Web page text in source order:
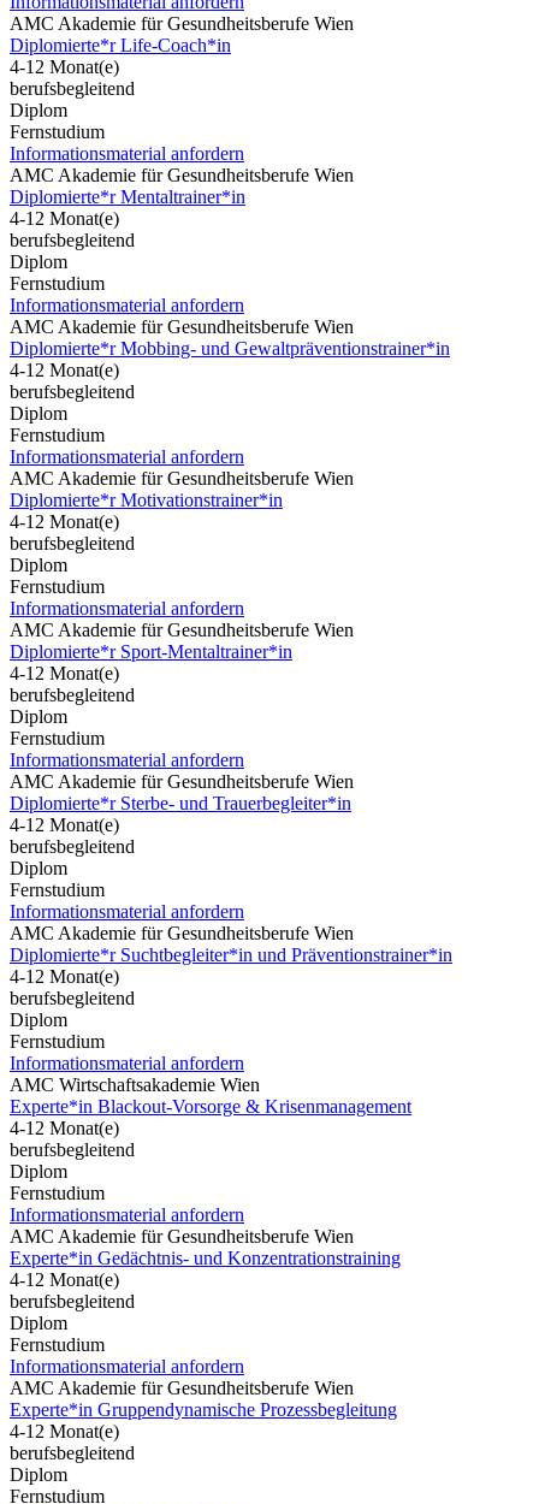
AMC Akademie für Gesundheitsberufe Wien
Diplomierte*r Life-Coach*in
4-12 Monat(e)
berufsbegleitend
Diplom
Fernstudium
Informationsmaterial anfordern
AMC Akademie für Gesundheitsberufe Wien
Diplomierte*r Mentaltrainer*in
4-12 Monat(e)
berufsbegleitend
Diplom
Fernstudium
Informationsmaterial anfordern
AMC Akademie für Gesundheitsberufe Wien
Diplomierte*r Mobbing- und Gewaltpräventionstrainer*in
4-12 Monat(e)
berufsbegleitend
Diplom
Fernstudium
Informationsmaterial anfordern
AMC Akademie für Gesundheitsberufe Wien
Diplomierte*r Motivationstrainer*in
4-12 Monat(e)
berufsbegleitend
Diplom
Fernstudium
Informationsmaterial anfordern
AMC Akademie für Gesundheitsberufe Wien
Diplomierte*r Sport-Mentaltrainer*in
4-12 Monat(e)
berufsbegleitend
Diplom
Fernstudium
Informationsmaterial anfordern
AMC Akademie für Gesundheitsberufe Wien
Diplomierte*r Sterbe- und Trauerbegleiter*in
4-12 Monat(e)
berufsbegleitend
Diplom
Fernstudium
Informationsmaterial anfordern
AMC Akademie für Gesundheitsberufe Wien
Diplomierte*r Suchtbegleiter*in und Präventionstrainer*in
4-12 Monat(e)
berufsbegleitend
Diplom
Fernstudium
Informationsmaterial anfordern
AMC Wirtschaftsakademie Wien
Experte*in Blackout-Vorsorge & Krisenmanagement
4-12 Monat(e)
berufsbegleitend
Diplom
Fernstudium
Informationsmaterial anfordern
AMC Akademie für Gesundheitsberufe Wien
Experte*in Gedächtnis- und Konzentrationstraining
4-12 Monat(e)
berufsbegleitend
Diplom
Fernstudium
Informationsmaterial anfordern
AMC Akademie für Gesundheitsberufe Wien
Experte*in Gruppendynamische Prozessbegleitung
4-12 Monat(e)
berufsbegleitend
Diplom
Fernstudium